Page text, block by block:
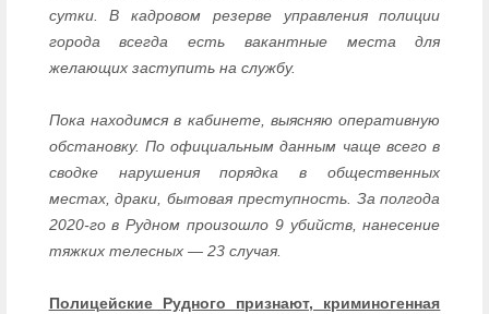
сутки. В кадровом резерве управления полиции
города всегда есть вакантные места для
желающих заступить на службу.
Пока находимся в кабинете, выясняю оперативную
обстановку. По официальным данным чаще всего в
сводке нарушения порядка в общественных
местах, драки, бытовая преступность. За полгода
2020-го в Рудном произошло 9 убийств, нанесение
тяжких телесных — 23 случая.
Полицейские Рудного признают, криминогенная